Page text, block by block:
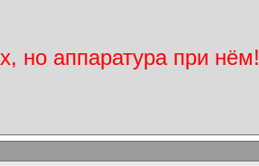
но аппаратура при нём!